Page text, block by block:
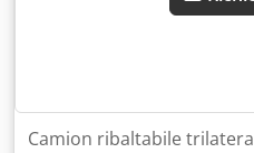
Camion ribaltabile